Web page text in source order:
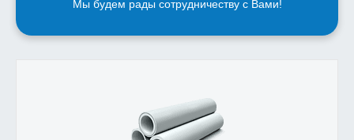
Мы будем рады сотрудничеству с Вами!